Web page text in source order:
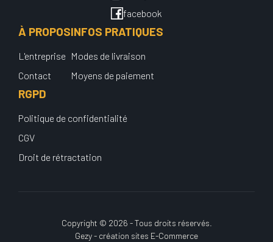
facebook
À PROPOS
L'entreprise
Contact
INFOS PRATIQUES
Modes de livraison
Moyens de paiement
RGPD
Politique de confidentialité
CGV
Droit de rétractation
Copyright © 2026 - Tous droits réservés.
Gezy - création sites E-Commerce